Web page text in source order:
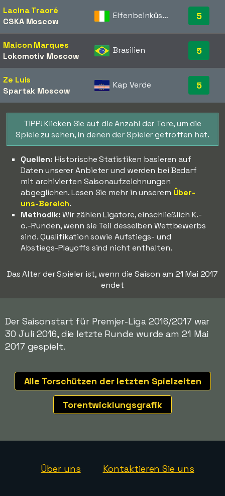
Lacina Traoré
CSKA Moscow
Elfenbeinküste 5
Maicon Marques
Lokomotiv Moscow
Brasilien 5
Ze Luis
Spartak Moscow
Kap Verde 5
TIPP! Klicken Sie auf die Anzahl der Tore, um die
Spiele zu sehen, in denen der Spieler getroffen hat.
Quellen: Historische Statistiken basieren auf
Daten unserer Anbieter und werden bei Bedarf
mit archivierten Saisonaufzeichnungen
abgeglichen. Lesen Sie mehr in unserem Über-
uns-Bereich.
Methodik:Wir zählen Ligatore, einschließlich K.-
o.-Runden, wenn sie Teil desselben Wettbewerbs
sind. Qualifikation sowie Aufstiegs- und
Abstiegs-Playoffs sind nicht enthalten.
Das Alter der Spieler ist, wenn die Saison am 21 Mai 2017
endet
Der Saisonstart für Premjer-Liga 2016/2017 war
30 Juli 2016, die letzte Runde wurde am 21 Mai
2017 gespielt.
Alle Torschützen der letzten Spielzeiten
Torentwicklungsgrafik
Über uns Kontaktieren Sie uns